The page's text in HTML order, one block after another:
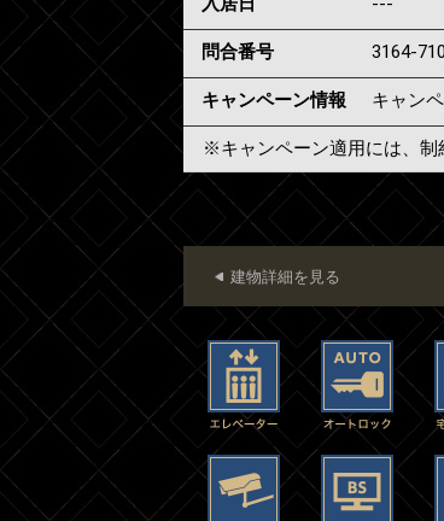
問合番号 3164-710
キャンペーン情報 キャン
※キャンペーン適用には、制
建物詳細を見る